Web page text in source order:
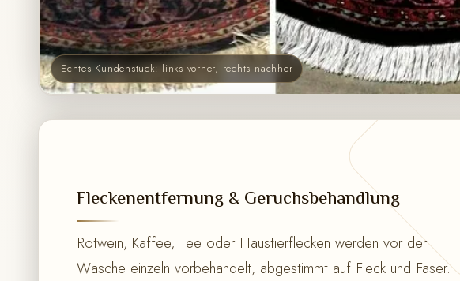
Echtes Kundenstück: links vorher, rechts nachher
Fleckenentfernung & Geruchsbehandlung
Rotwein, Kaffee, Tee oder Haustierflecken werden vor der
Wäsche einzeln vorbehandelt, abgestimmt auf Fleck und Faser.